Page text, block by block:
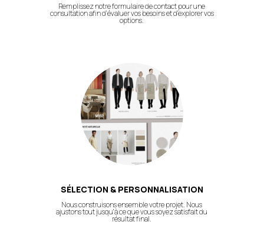
Remplissez notre formulaire de contact pour une
consultation afin d’évaluer vos besoins et d’explorer vos
options.
SÉLECTION & PERSONNALISATION
Nous construisons ensemble votre projet. Nous
ajustons tout jusqu’à ce que vous soyez satisfait du
résultat final.